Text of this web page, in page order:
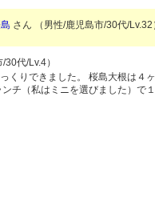
さん （男性/鹿児島市/30代/Lv.32
代/Lv.4）
くりできました。 桜島大根は
チ（私はミニを選びました）で